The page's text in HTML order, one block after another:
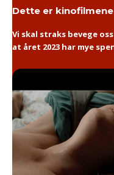
Dette er
Vi skal straks bevege
at året 2023 har mye